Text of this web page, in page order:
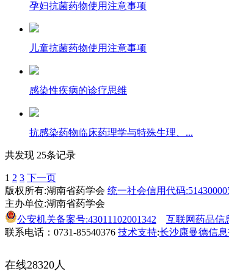
孕妇抗菌药物使用注意事项
儿童抗菌药物使用注意事项
感染性疾病的诊疗思维
抗感染药物临床药理学与特殊生理、...
共发现 25条记录
1 2 3 下一页
版权所有:湖南省药学会 统一社会信用代码
主办单位:湖南省药学会
公安机关备案号:43011102001342
互联网药品信
联系电话：0731-85540376 技术支持:长沙康曼德信
在线28320人